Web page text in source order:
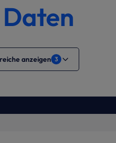
anzeigen 3